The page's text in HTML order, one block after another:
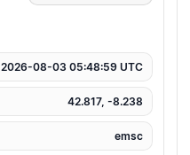
2026-08-03 05:48:59 UTC
42.817, -8.238
emsc